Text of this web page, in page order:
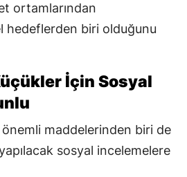
ortamlarından
hedeflerden biri olduğunu
İçin Sosyal
maddelerinden biri de
sosyal incelemelere